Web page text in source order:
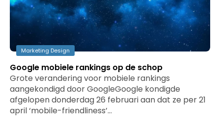
Marketing Design
Google mobiele rankings op de schop
Grote verandering voor mobiele rankings
aangekondigd door GoogleGoogle kondigde
afgelopen donderdag 26 februari aan dat ze per 21
april ‘mobile-friendliness’…